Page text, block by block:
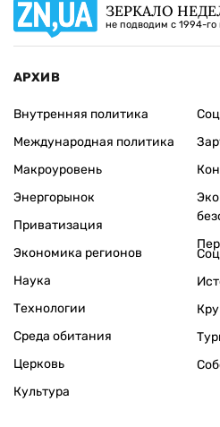
ЗЕРКАЛО
не подводим с 1994-го
АРХИВ
Внутренняя политика
Международная политика
Макроуровень
Энергорынок
Приватизация
Экономика регионов
Наука
Технологии
Среда обитания
Церковь
Культура